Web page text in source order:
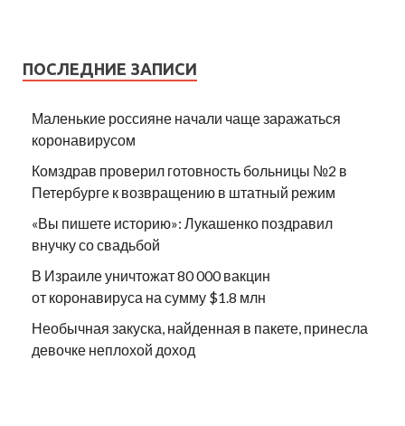
ПОСЛЕДНИЕ ЗАПИСИ
Маленькие россияне начали чаще заражаться
коронавирусом
Комздрав проверил готовность больницы №2 в
Петербурге к возвращению в штатный режим
«Вы пишете историю»: Лукашенко поздравил
внучку со свадьбой
В Израиле уничтожат 80 000 вакцин
от коронавируса на сумму $1.8 млн
Необычная закуска, найденная в пакете, принесла
девочке неплохой доход